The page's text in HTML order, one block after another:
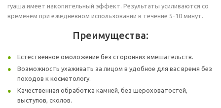
гуаша имеет накопительный эффект. Результаты усиливаются со
временем при ежедневном использовании в течение 5-10 минут.
Преимущества:
Естественное омоложение без сторонних вмешательств.
Возможность ухаживать за лицом в удобное для вас время без
походов к косметологу.
Качественная обработка камней, без шероховатостей,
выступов, сколов.